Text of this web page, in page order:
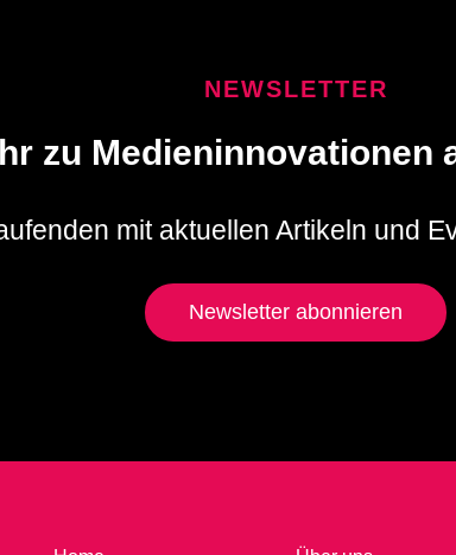
NEWSLETTER
zu Medieninnovationen
mit aktuellen Artikeln und
Newsletter abonnieren